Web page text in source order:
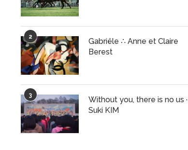
2
Gabriële ∴ Anne et Claire
Berest
3
Without you, there is no us ·
Suki KIM